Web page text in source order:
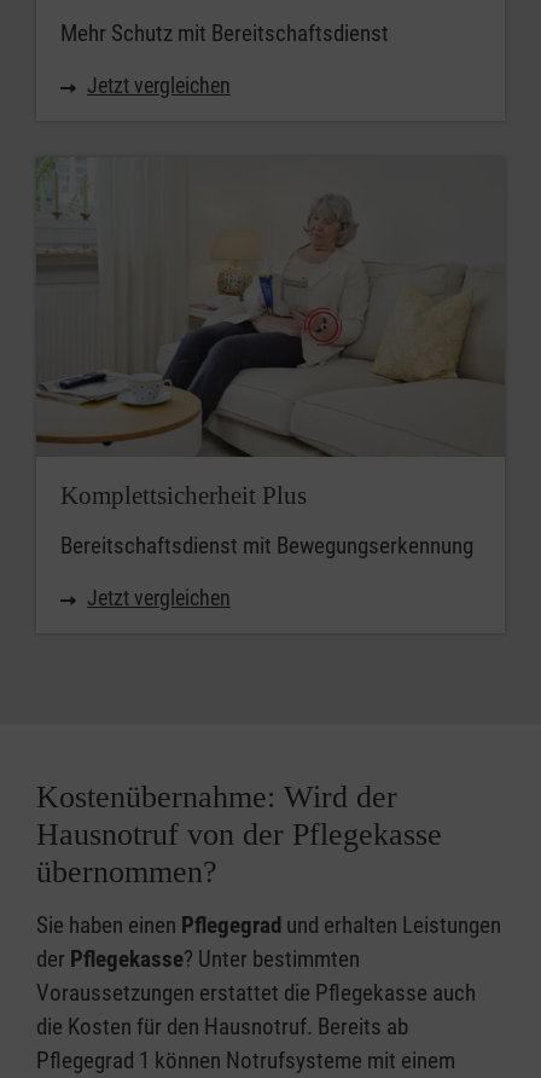
Mehr Schutz mit Bereitschaftsdienst
Jetzt vergleichen
Komplettsicherheit Plus
Bereitschaftsdienst mit Bewegungserkennung
Jetzt vergleichen
Kostenübernahme: Wird der
Hausnotruf von der Pflegekasse
übernommen?
Sie haben einen Pflegegrad und erhalten Leistungen
der Pflegekasse? Unter bestimmten
Voraussetzungen erstattet die Pflegekasse auch
die Kosten für den Hausnotruf. Bereits ab
Pflegegrad 1 können Notrufsysteme mit einem